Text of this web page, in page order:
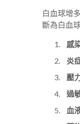
白血球增
斷為白血
感
炎
壓
過
血